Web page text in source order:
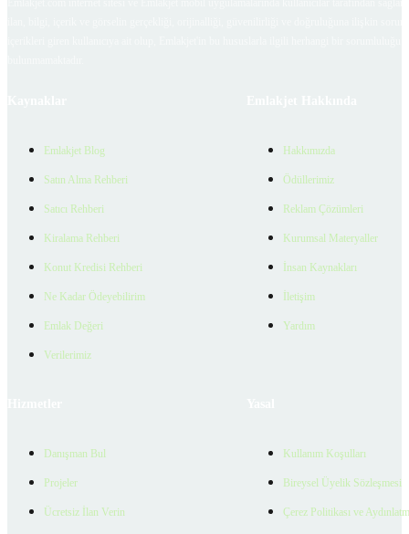
Emlakjet Blog
Satın Alma Rehberi
Satıcı Rehberi
Kiralama Rehberi
Konut Kredisi Rehberi
Ne Kadar Ödeyebilirim
Emlak Değeri
Verilerimiz
Hakkımızda
Ödüllerimiz
Reklam Çözümleri
Kurumsal Materyaller
İnsan Kaynakları
İletişim
Yardım
Danışman Bul
Projeler
Ücretsiz İlan Verin
Kullanım Koşulları
Bireysel Üyelik Sözleşmesi
Çerez Politikası ve